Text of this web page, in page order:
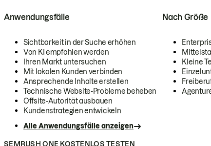
Anwendungsfälle
Sichtbarkeit in der Suche erhöhen
Von KI empfohlen werden
Ihren Markt untersuchen
Mit lokalen Kunden verbinden
Ansprechende Inhalte erstellen
Technische Website-Probleme beheben
Offsite-Autorität ausbauen
Kundenstrategien entwickeln
Alle Anwendungsfälle anzeigen
Nach Größe
Kleine
SEMRUSH ONE KOSTENLOS TESTEN